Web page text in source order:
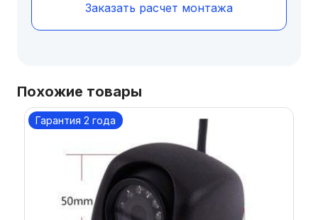
Заказать расчет монтажа
Похожие товары
Гарантия 2 года